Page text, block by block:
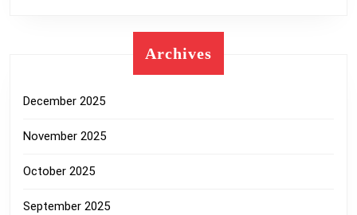
Archives
December 2025
November 2025
October 2025
September 2025